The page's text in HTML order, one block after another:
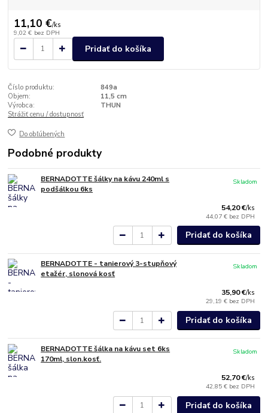
11,10 €/ks
9,02 € bez DPH
Pridať do košíka
Číslo produktu:
849a
Objem:
11,5 cm
Výrobca:
THUN
Strážiť cenu / dostupnosť
Do obľúbených
Podobné produkty
BERNADOTTE šálky na kávu 240ml s
podšálkou 6ks
54,20 €/ks
44,07 € bez DPH
Skladom
Pridať do košíka
BERNADOTTE - tanierový 3-stupňový
etažér, slonová kosť
35,90 €/ks
29,19 € bez DPH
Skladom
Pridať do košíka
BERNADOTTE šálka na kávu set 6ks
170ml, slon.kosť.
52,70 €/ks
42,85 € bez DPH
Skladom
Pridať do košíka